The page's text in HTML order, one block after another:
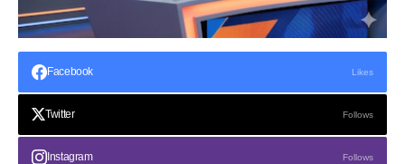
Facebook Likes
Twitter Follows
Instagram Follows